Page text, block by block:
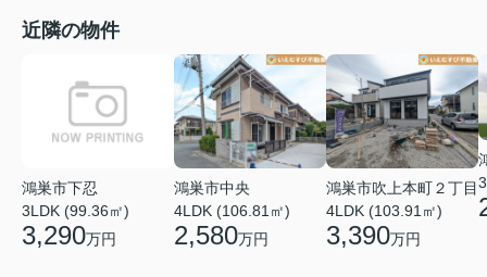
近隣の物件
鴻巣市下忍
3LDK (99.36㎡)
3,290万円
鴻巣市中央
4LDK (106.81㎡)
2,580万円
鴻巣市吹上本町２丁目
4LDK (103.91㎡)
3,390万円